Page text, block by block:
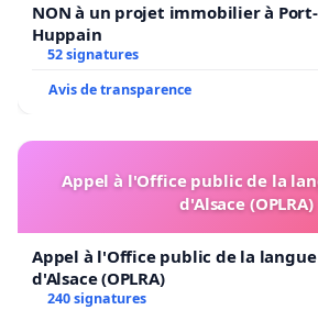
NON à un projet immobilier à
Huppain
52 signatures
Avis de transparence
Appel à l'Office public de la
d'Alsace (OPLRA)
Appel à l'Office public de la
d'Alsace (OPLRA)
240 signatures